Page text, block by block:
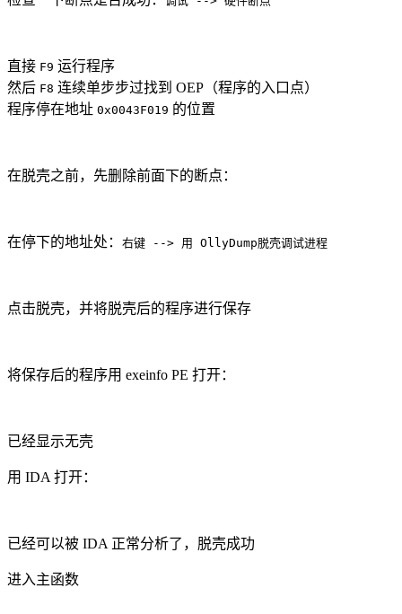
直接 F9 运行程序
然后 F8 连续单步步过找到 OEP（程序的入口点）
程序停在地址 0x0043F019 的位置
在脱壳之前，先删除前面下的断点：
在停下的地址处： 右键 --> 用 OllyDump脱壳调试进程
点击脱壳，并将脱壳后的程序进行保存
将保存后的程序用 exeinfo PE 打开：
已经显示无壳
用 IDA 打开：
已经可以被 IDA 正常分析了，脱壳成功
进入主函数